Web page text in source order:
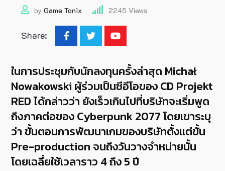
by Game Tonix 2245 Views
Share:
ในการประชุมกับนักลงทุนครั้งล่าสุด Michał
Nowakowski ผู้ร่วมเป็นซีอีโอของ CD Projekt
RED ได้กล่าวว่า ยังเร็วเกินไปที่บริษัทจะเริ่มพูด
ถึงภาคต่อของ Cyberpunk 2077 โดยเขาระบุ
ว่า ขั้นตอนการพัฒนาเกมของบริษัทตั้งแต่ขั้น
Pre-production จนถึงวันวางจำหน่ายนั้น
โดยเฉลี่ยใช้เวลาราว 4 ถึง 5 ปี